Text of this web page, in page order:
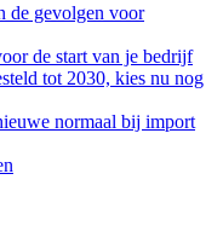
de gevolgen voor
de start van je bedrijf
tot 2030, kies nu nog
normaal bij import